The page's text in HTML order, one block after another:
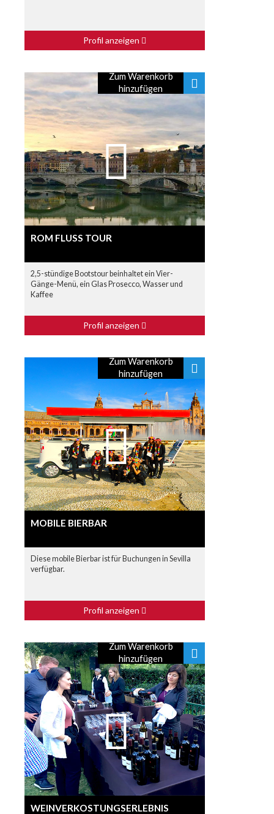
Profil anzeigen
Zum Warenkorb
hinzufügen
ROM FLUSS TOUR
2,5-stündige Bootstour beinhaltet ein Vier-
Gänge-Menü, ein Glas Prosecco, Wasser und
Kaffee
Profil anzeigen
Zum Warenkorb
hinzufügen
MOBILE BIERBAR
Diese mobile Bierbar ist für Buchungen in Sevilla
verfügbar.
Profil anzeigen
Zum Warenkorb
hinzufügen
WEINVERKOSTUNGSERLEBNIS